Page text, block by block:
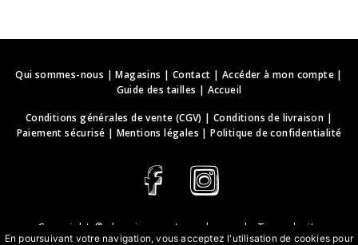
Qui sommes-nous |Magasins | Contact | Accéder à mon compte|
Guide des tailles | Accueil
Conditions générales de vente (CGV) |Conditions de livraison |
Paiement sécurisé | Mentions légales |Politique de confidentialité
Copyright © deguisements-cadeaux.ch
. Tous droits
En poursuivant votre navigation, vous acceptez l'utilisation de cookies pour